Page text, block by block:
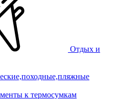
Отдых и
к термосумкам